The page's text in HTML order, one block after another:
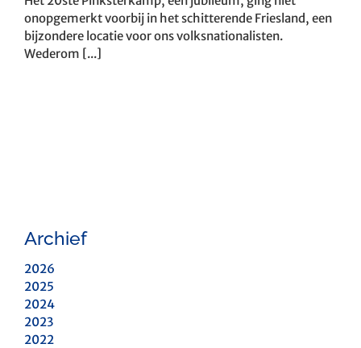
onopgemerkt voorbij in het schitterende Friesland, een
bijzondere locatie voor ons volksnationalisten.
Wederom [...]
Archief
2026
2025
2024
2023
2022